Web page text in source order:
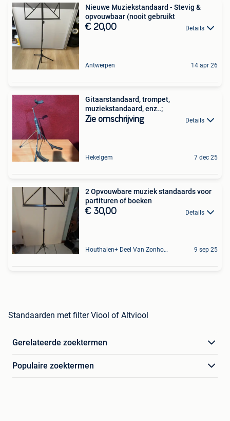
Nieuwe Muziekstandaard - Stevig &
opvouwbaar (nooit gebruikt
€ 20,00 Details
Antwerpen 14 apr 26
Gitaarstandaard, trompet,
muziekstandaard, enz..;
Zie omschrijving Details
Hekelgem 7 dec 25
2 Opvouwbare muziek standaards voor
partituren of boeken
€ 30,00 Details
Houthalen+ Deel Van Zonhoven En Zolder 9 sep 25
Standaarden met filter Viool of Altviool
Gerelateerde zoektermen
Populaire zoektermen